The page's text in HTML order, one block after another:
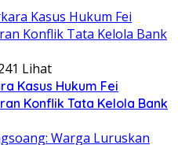
Lihat
Kasus Hukum Fei
Konflik Tata Kelola Bank